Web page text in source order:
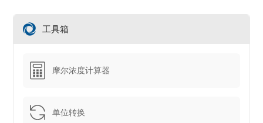
工具箱
摩尔浓度计算器
单位转换